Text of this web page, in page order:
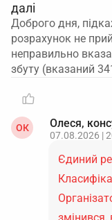
далі
Доброго дня,
розрахунок не
неправильно
збуту (вказаний
ОК Олеся,
07.08.2026 |
Єдиний